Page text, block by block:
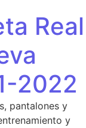
Real
2022
pantalones y
y